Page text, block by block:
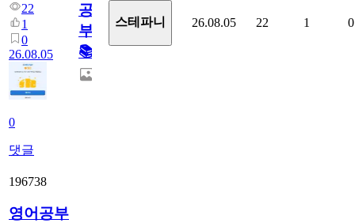
22
1
0
26.08.05
0
댓글
공
부!
📚
스테파니 26.08.05 22 1 0
196738
영어공부